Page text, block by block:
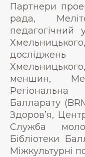
Партнери
рада,
педагогічний
меншин,
Балларату
Здоров’я,
Служба
Бібліотеки
Міжкультурні